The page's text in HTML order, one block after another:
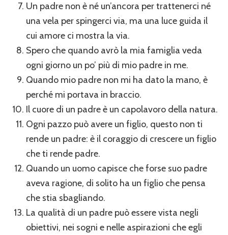
Un padre non è né un’ancora per trattenerci né
una vela per spingerci via, ma una luce guida il
cui amore ci mostra la via.
Spero che quando avrò la mia famiglia veda
ogni giorno un po’ più di mio padre in me.
Quando mio padre non mi ha dato la mano, è
perché mi portava in braccio.
Il cuore di un padre è un capolavoro della natura.
Ogni pazzo può avere un figlio, questo non ti
rende un padre: è il coraggio di crescere un figlio
che ti rende padre.
Quando un uomo capisce che forse suo padre
aveva ragione, di solito ha un figlio che pensa
che stia sbagliando.
La qualità di un padre può essere vista negli
obiettivi, nei sogni e nelle aspirazioni che egli